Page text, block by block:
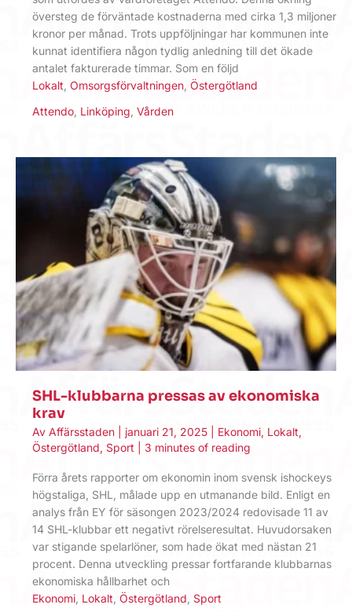
översteg de förväntade kostnaderna med cirka 1,3 miljoner
kronor per månad. Trots uppföljningar har kommunen inte
kunnat identifiera någon tydlig anledning till det ökade
antalet fakturerade timmar.​ Som en följd
Lokalt Omsorgsförvaltningen Östergötland
Attendo Linköping Vården
SHL-klubbarna pressas av ekonomiska
krav
Av Affärsstaden januari 21, 2025 Ekonomi, Lokalt,
Östergötland, Sport 3 minutes of reading
Förra årets rapporter om ekonomin inom svensk ishockeys
högstaliga, SHL, målade upp en utmanande bild. Enligt en
analys från EY för säsongen 2023/2024 redovisade 11 av
14 SHL-klubbar ett negativt rörelseresultat. Huvudorsaken
var stigande spelarlöner, som hade ökat med nästan 21
procent. Denna utveckling pressar fortfarande klubbarnas
ekonomiska hållbarhet och
Ekonomi Lokalt Östergötland Sport